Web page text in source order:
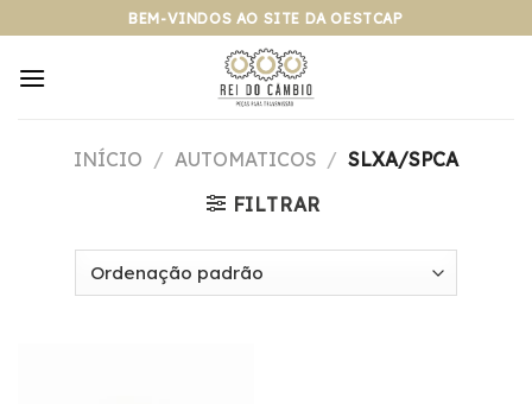
para
BEM-VINDOS AO SITE DA OESTCAP
INÍCIO / AUTOMATICOS / SLXA/SPCA
FILTRAR